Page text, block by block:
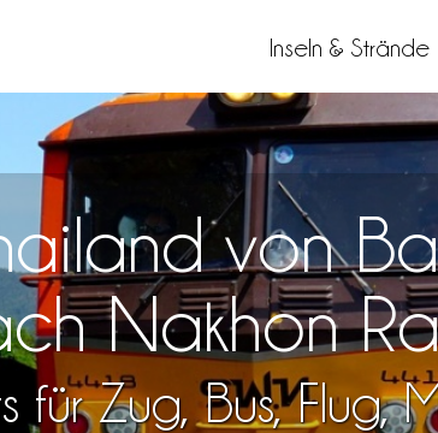
Inseln & Strände
von
Nakhon
für Zug, Bus, Flug,